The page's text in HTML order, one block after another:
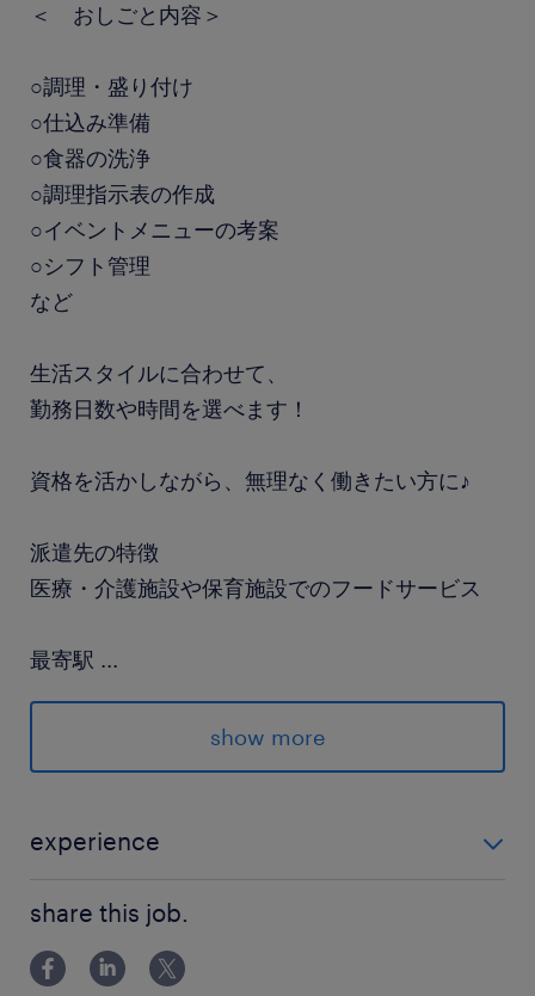
＜ おしごと内容＞
○調理・盛り付け
○仕込み準備
○食器の洗浄
○調理指示表の作成
○イベントメニューの考案
○シフト管理
など
生活スタイルに合わせて、
勤務日数や時間を選べます！
資格を活かしながら、無理なく働きたい方に♪
派遣先の特徴
医療・介護施設や保育施設でのフードサービス
最寄駅 ...
総武線／信濃町駅（徒歩3分）
大江戸線／国立競技場駅（徒歩5分）
シフト制
就業時間
（1）5:30-14:30（実働8時間00分・休憩60分）
show more
experience
クのある方、経験の浅い方も歓迎！
share this job.